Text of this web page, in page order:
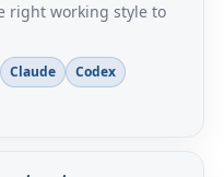
right working style to
Claude Codex